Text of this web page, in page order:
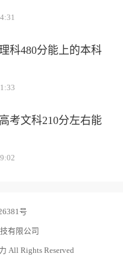
科480分能上的本科
考文科210分左右能
号
有限公司
All Rights Reserved